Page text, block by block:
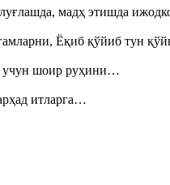
мадҳ этишда
Ёқиб қўйиб тун
учун шоир руҳини…
итларга…